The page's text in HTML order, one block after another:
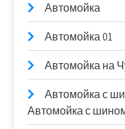
Автомойка
Автомойка 01
Автомойка на
Автомойка с
Автомойка с